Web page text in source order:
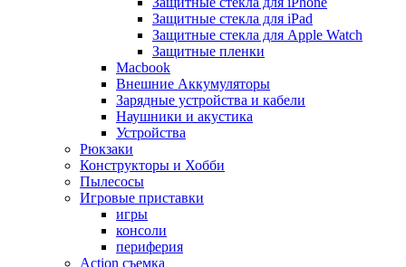
Защитные стекла для iPad
Защитные стекла для Apple Watch
Защитные пленки
Macbook
Внешние Аккумуляторы
Зарядные устройства и кабели
Наушники и акустика
Устройства
Рюкзаки
Конструкторы и Хобби
Пылесосы
Игровые приставки
игры
консоли
периферия
Action съемка